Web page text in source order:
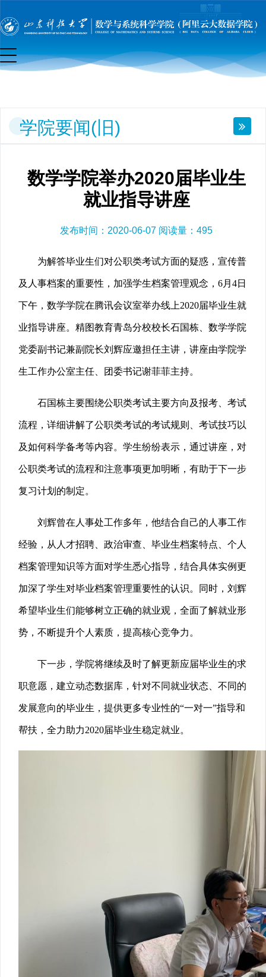
要
(旧)
学院要闻(旧)
数学学院举办2020届毕业生
就业指导讲座
发布时间：2020-06-07 阅读量： 495
为解答毕业生们对公职类考试方面的疑惑，宣传普
及人事档案的重要性，加强学生档案管理观念，6月4日
下午，数学学院在腾讯会议室举办线上2020届毕业生就
业指导讲座。精图教育青岛分校校长石国栋、数学学院
党委副书记兼副院长刘辉应邀担任主讲，讲座由学院学
生工作办公室主任、团委书记谢菲菲主持。
石国栋主要围绕公职类考试主要方向及报考、考试
流程，详细讲解了公职类考试的考试规则、考试技巧以
及如何科学备考等内容。学生纷纷表示，通过讲座，对
公职类考试的流程和注意事项更加明晰，有助于下一步
复习计划的制定。
刘辉曾在人事处工作多年，他结合自己的人事工作
经验，从人才招聘、政治审查、毕业生档案特点、个人
档案管理知识等方面对学生悉心指导，结合具体实例更
加深了学生对毕业档案管理重要性的认识。同时，刘辉
希望毕业生们能够树立正确的就业观，全面了解就业形
势，不断提升个人素质，提高核心竞争力。
下一步，学院将继续及时了解更新应届毕业生的求
职意愿，建立动态数据库，针对不同就业状态、不同的
发展意向的毕业生，提供更多专业性的“一对一”指导和
帮扶，全力助力2020届毕业生稳定就业。